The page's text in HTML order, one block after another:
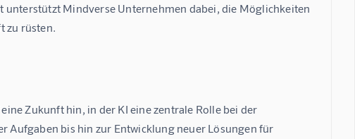
unterstützt Mindverse Unternehmen dabei, die Möglichkeiten
zu rüsten.
Zukunft hin, in der KI eine zentrale Rolle bei der
Aufgaben bis hin zur Entwicklung neuer Lösungen für